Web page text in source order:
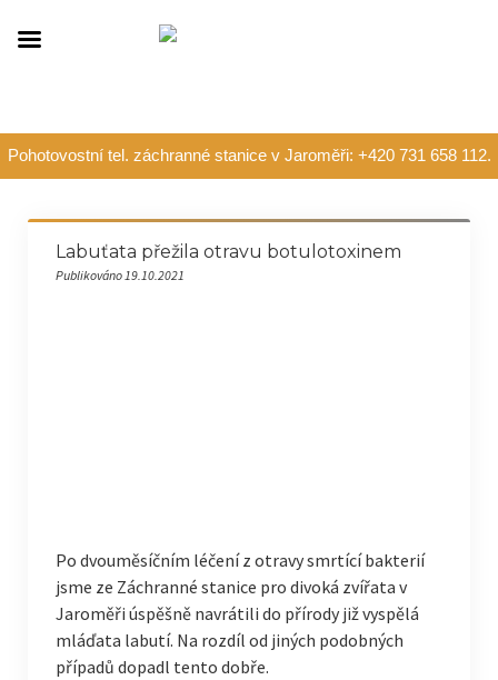
Pohotovostní tel. záchranné stanice v Jaroměři: +420 731 658 112.
Labuťata přežila otravu botulotoxinem
Publikováno 19.10.2021
Po dvouměsíčním léčení z otravy smrtící bakterií
jsme ze Záchranné stanice pro divoká zvířata v
Jaroměři úspěšně navrátili do přírody již vyspělá
mláďata labutí. Na rozdíl od jiných podobných
případů dopadl tento dobře.